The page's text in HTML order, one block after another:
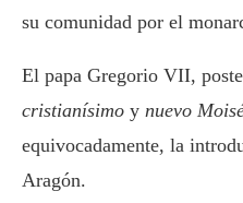
su comunidad por el
El papa Gregorio VII,
cristianísimo y nuevo
equivocadamente, la
Aragón.